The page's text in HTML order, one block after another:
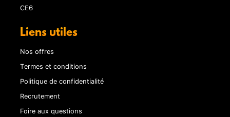
CE6
Liens utiles
Nos offres
Termes et conditions
Politique de confidentialité
Recrutement
Foire aux questions